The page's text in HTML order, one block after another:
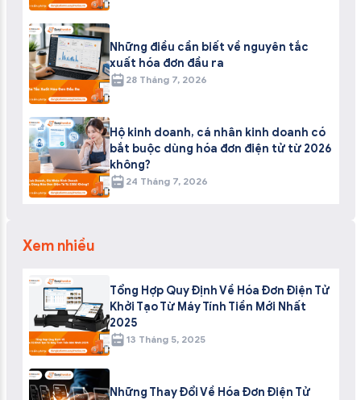
Những điều cần biết về nguyên tắc
xuất hóa đơn đầu ra
28 Tháng 7, 2026
Hộ kinh doanh, cá nhân kinh doanh có
bắt buộc dùng hóa đơn điện tử từ 2026
không?
24 Tháng 7, 2026
Xem nhiều
Tổng Hợp Quy Định Về Hóa Đơn Điện Tử
Khởi Tạo Từ Máy Tính Tiền Mới Nhất
2025
13 Tháng 5, 2025
Những Thay Đổi Về Hóa Đơn Điện Tử